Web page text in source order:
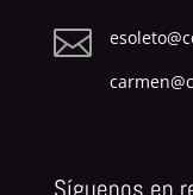

Síguenos en